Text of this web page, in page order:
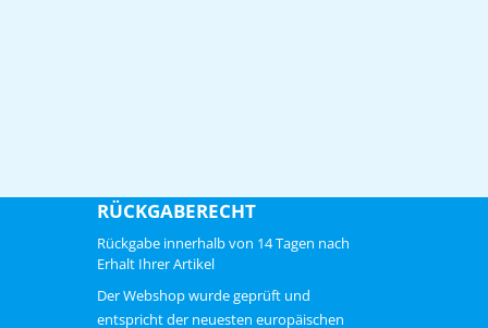
RÜCKGABERECHT
Rückgabe innerhalb von 14 Tagen nach
Erhalt Ihrer Artikel
ChatGPT zei:
Der Webshop wurde geprüft und
entspricht der neuesten europäischen